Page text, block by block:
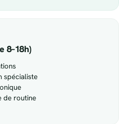
8–18h)
spécialiste
de routine